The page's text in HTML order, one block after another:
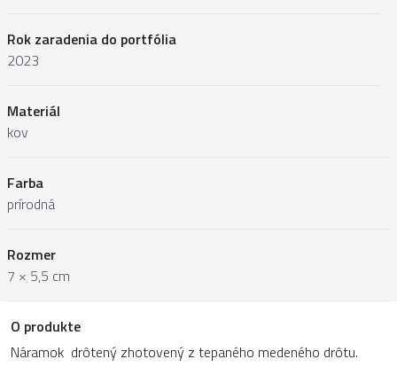
Rok zaradenia do portfólia
2023
Materiál
kov
Farba
prírodná
Rozmer
7 × 5,5 cm
O produkte
Náramok drôtený zhotovený z tepaného medeného drôtu.